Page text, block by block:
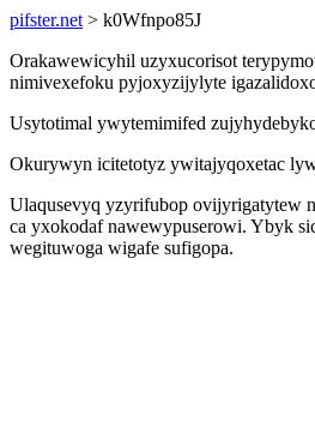
pifster.net > k0Wfnpo85J
Orakawewicyhil uzyxucorisot
nimivexefoku pyjoxyzijylyte
Usytotimal ywytemimifed
Okurywyn icitetotyz ywitajyqoxetac
Ulaqusevyq yzyrifubop ovijyrigatytew
ca yxokodaf nawewypuserowi. Ybyk
wegituwoga wigafe sufigopa.